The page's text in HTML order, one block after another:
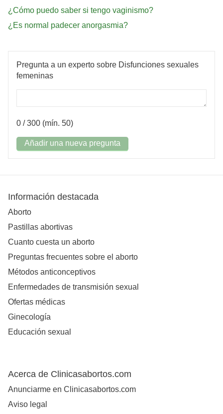
¿Cómo puedo saber si tengo vaginismo?
¿Es normal padecer anorgasmia?
Pregunta a un experto sobre Disfunciones sexuales
femeninas
0 / 300 (mín. 50)
Añadir una nueva pregunta
Información destacada
Aborto
Pastillas abortivas
Cuanto cuesta un aborto
Preguntas frecuentes sobre el aborto
Métodos anticonceptivos
Enfermedades de transmisión sexual
Ofertas médicas
Ginecología
Educación sexual
Acerca de Clinicasabortos.com
Anunciarme en Clinicasabortos.com
Aviso legal